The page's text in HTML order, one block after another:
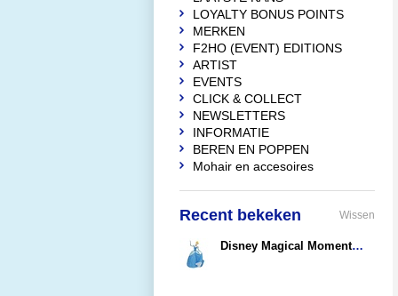
LOYALTY BONUS POINTS
MERKEN
F2HO (EVENT) EDITIONS
ARTIST
EVENTS
CLICK & COLLECT
NEWSLETTERS
INFORMATIE
BEREN EN POPPEN
Mohair en accesoires
Recent bekeken Wissen
Disney Magical Moments Cinderella (Money Bank)